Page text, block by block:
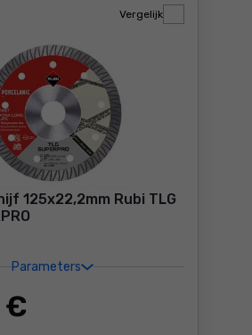
125x22,2mm Rubi TLG
Parameters
€
Vergelijk